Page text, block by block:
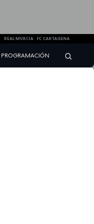
REAL MURCIA FC CARTAGENA
PROGRAMACIÓN